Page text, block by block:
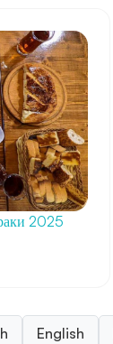
2025
English